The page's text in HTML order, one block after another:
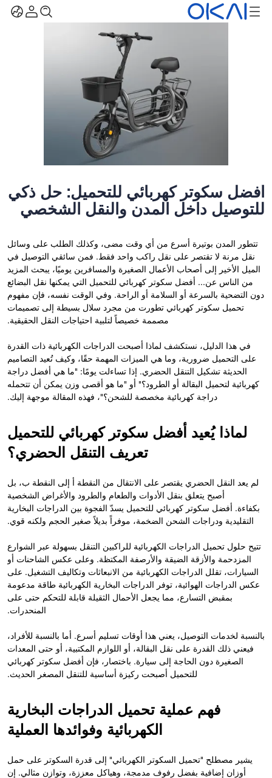
أفضل سكوتر كهربائي للتحميل: حل ذكي
للتوصيل داخل المدن والنقل الشخصي
تتطور المدن بوتيرة أسرع من أي وقت مضى، وكذلك الطلب على وسائل
نقل مرنة لا تقتصر على نقل راكب واحد فقط. فمن سائقي التوصيل في
الميل الأخير إلى أصحاب الأعمال الصغيرة والمسافرين يوميًا، يبحث المزيد
من الناس عن... أفضل سكوتر كهربائي للتحميل التي يمكنها نقل البضائع
دون التضحية بالسرعة أو السلامة أو الراحة. وفي الوقت نفسه، فإن مفهوم
تحميل سكوتر كهربائي تطورت من مجرد سلال بسيطة إلى تصميمات
مصممة خصيصاً لتلبية احتياجات النقل الحقيقية.
في هذا الدليل، نستكشف لماذا أصبحت الدراجات الكهربائية ذات القدرة
على التحميل ضرورية، وما هي الميزات المهمة حقًا، وكيف تُعيد التصاميم
الحديثة تشكيل التنقل الحضري. إذا تساءلت يومًا: "ما هي أفضل دراجة
كهربائية لتحميل البقالة أو الطرود؟" أو "ما هو أقصى وزن يمكن أن تتحمله
دراجة كهربائية مخصصة للشحن؟"، فهذه المقالة موجهة إليك.
لماذا يُعيد أفضل سكوتر كهربائي للتحميل
تعريف التنقل الحضري؟
لم يعد النقل الحضري يقتصر على الانتقال من النقطة أ إلى النقطة ب، بل
أصبح يتعلق بنقل الأدوات والطعام والطرود والأغراض الشخصية
بكفاءة. أفضل سكوتر كهربائي للتحميل يسدّ الفجوة بين الدراجات البخارية
التقليدية ودراجات الشحن الضخمة، موفراً بديلاً صغير الحجم ولكنه قوي.
تتيح حلول تحميل الدراجات الكهربائية للراكبين التنقل بسهولة عبر الشوارع
المزدحمة والأزقة الضيقة والأرصفة المكتظة. وعلى عكس الشاحنات أو
السيارات، تقلل الدراجات الكهربائية من الانبعاثات وتكاليف التشغيل. على
عكس الدراجات الهوائية، توفر الدراجات البخارية الكهربائية طاقة مدعومة
بمقبض التسارع، مما يجعل الأحمال الثقيلة قابلة للتحكم حتى على
المنحدرات.
بالنسبة لخدمات التوصيل، يعني هذا أوقات تسليم أسرع. أما بالنسبة للأفراد،
فيعني ذلك القدرة على نقل البقالة، أو اللوازم المكتبية، أو حتى المعدات
الصغيرة دون الحاجة إلى سيارة. باختصار، فإن أفضل سكوتر كهربائي
للتحميل أصبحت ركيزة أساسية للتنقل المصغر الحديث.
فهم عملية تحميل الدراجات البخارية
الكهربائية وفوائدها العملية
يشير مصطلح "تحميل السكوتر الكهربائي" إلى قدرة السكوتر على حمل
أوزان إضافية بفضل رفوف مدمجة، وهياكل معززة، وتوازن مثالي. إن